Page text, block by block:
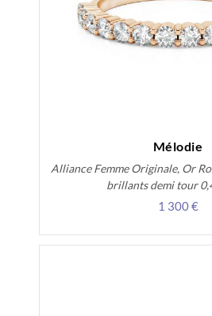
Mélodie
Alliance Femme Originale, Or
brillants demi tour
1 300 €